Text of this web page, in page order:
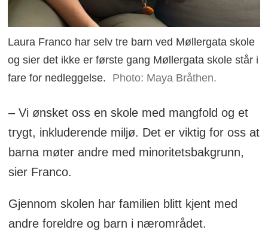
Laura Franco har selv tre barn ved Møllergata skole
og sier det ikke er første gang Møllergata skole står i
fare for nedleggelse.
Photo: Maya Bråthen.
– Vi ønsket oss en skole med mangfold og et
trygt, inkluderende miljø. Det er viktig for oss at
barna møter andre med minoritetsbakgrunn,
sier Franco.
Gjennom skolen har familien blitt kjent med
andre foreldre og barn i nærområdet.